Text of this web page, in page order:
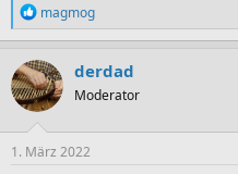
R
e
a
k
t
i
o
n
e
magmog
derdad
Moderator
1. März 2022